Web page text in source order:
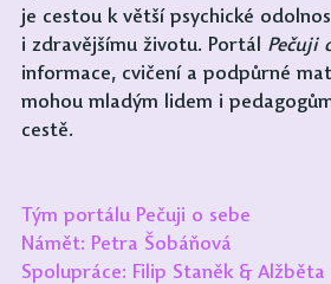
je cestou k větší psychické
i zdravějšímu životu. Portál Pečuji
informace, cvičení a podpůrné
mohou mladým lidem i
cestě.
Tým portálu Pečuji o sebe
Námět: Petra Šobáňová
Spolupráce: Filip Staněk &